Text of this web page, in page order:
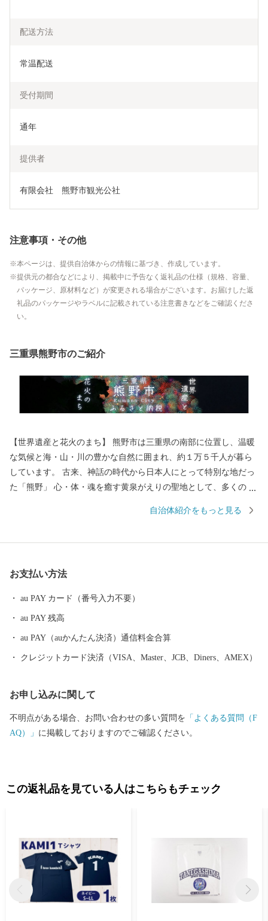
配送方法
常温配送
受付期間
通年
提供者
有限会社　熊野市観光公社
注意事項・その他
本ページは、提供自治体からの情報に基づき、作成しています。
提供元の都合などにより、掲載中に予告なく返礼品の仕様（規格、容量、
パッケージ、原材料など）が変更される場合がございます。お届けした返
礼品のパッケージやラベルに記載されている注意書きなどをご確認くださ
い。
三重県熊野市のご紹介
【世界遺産と花火のまち】 熊野市は三重県の南部に位置し、温暖
な気候と海・山・川の豊かな自然に囲まれ、約１万５千人が暮ら
しています。 古来、神話の時代から日本人にとって特別な地だっ
た「熊野」 心・体・魂を癒す黄泉がえりの聖地として、多くの
「熊野古道」 海を見下ろすような巨岩の「獅子岩」 日本最古の神
余年もの伝統を誇り、約１万発の大迫力の花火や 世界遺産に轟く
音と光を楽しもうと 全国から多くの人が訪れます。
自治体紹介をもっと見る
お支払い方法
au PAY カード（番号入力不要）
au PAY 残高
au PAY（auかんたん決済）通信料金合算
クレジットカード決済（VISA、Master、JCB、Diners、AMEX）
お申し込みに関して
不明点がある場合、お問い合わせの多い質問を 「よくある質問（F
AQ）」 に掲載しておりますのでご確認ください。
この返礼品を見ている人はこちらもチェック